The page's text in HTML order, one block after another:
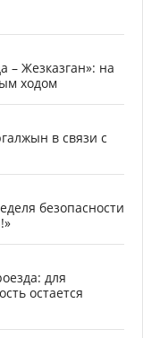
– Жезказган»: на
ходом
в связи с
безопасности
для
остается